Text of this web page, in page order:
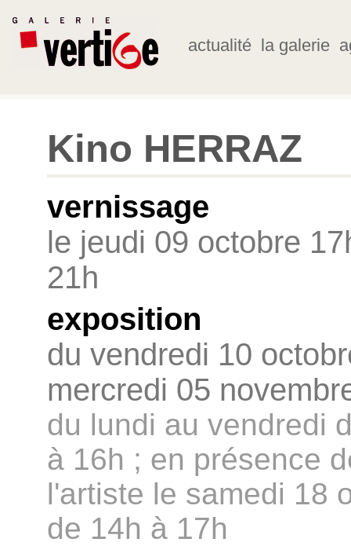
actualité la galerie
Kino HERRAZ
vernissage
le jeudi 09 octobre
21h
exposition
du vendredi 10
mercredi 05
du lundi au vendredi
à 16h ; en présence
l'artiste le samedi 18
de 14h à 17h